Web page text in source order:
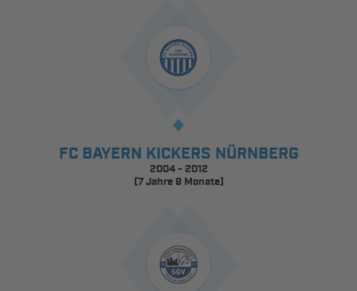
FC BAYERN KICKERS NÜRNBERG
2004 - 2012
(7 Jahre 9 Monate)